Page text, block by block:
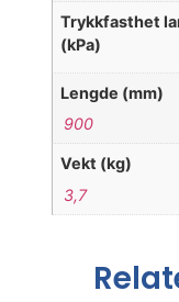
Trykkfasthet
(kPa)
Lengde (mm)
900
Vekt (kg)
3,7